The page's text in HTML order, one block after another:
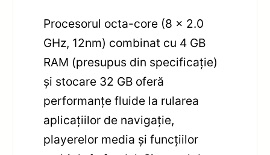
Procesorul octa-core (8 x 2.0
GHz, 12nm) combinat cu 4 GB
RAM (presupus din specificație)
și stocare 32 GB oferă
performanțe fluide la rularea
aplicațiilor de navigație,
playerelor media și funcțiilor